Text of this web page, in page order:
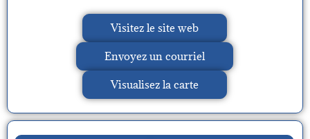
Visitez le site web
Envoyez un courriel
Visualisez la carte